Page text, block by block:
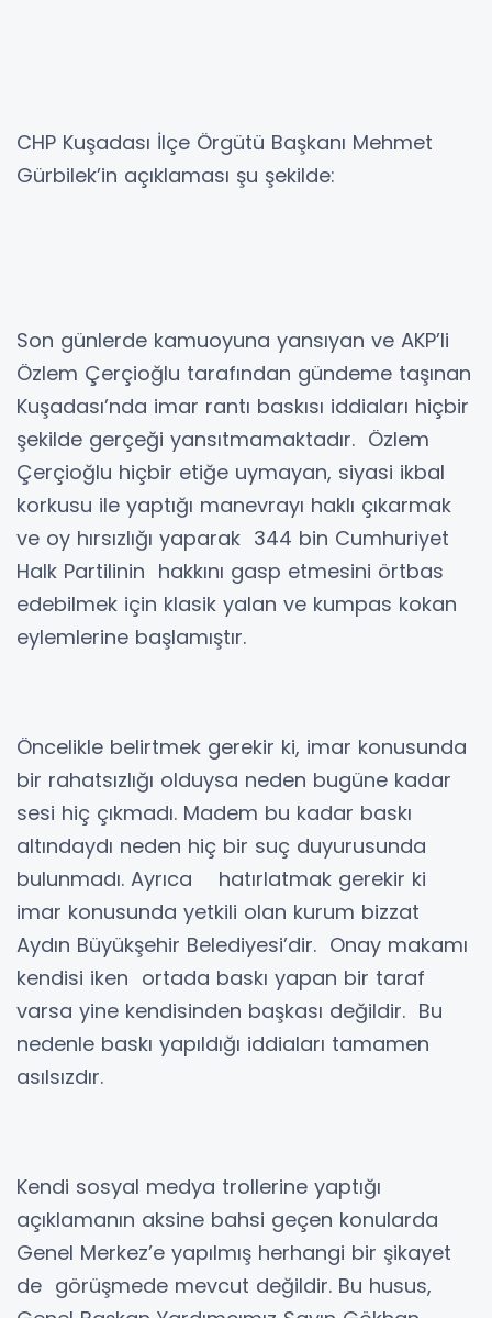
CHP Kuşadası İlçe Örgütü Başkanı Mehmet
Gürbilek’in açıklaması şu şekilde:
Son günlerde kamuoyuna yansıyan ve AKP’li
Özlem Çerçioğlu tarafından gündeme taşınan
Kuşadası’nda imar rantı baskısı iddiaları hiçbir
şekilde gerçeği yansıtmamaktadır. Özlem
Çerçioğlu hiçbir etiğe uymayan, siyasi ikbal
korkusu ile yaptığı manevrayı haklı çıkarmak
ve oy hırsızlığı yaparak 344 bin Cumhuriyet
Halk Partilinin hakkını gasp etmesini örtbas
edebilmek için klasik yalan ve kumpas kokan
eylemlerine başlamıştır.
Öncelikle belirtmek gerekir ki, imar konusunda
bir rahatsızlığı olduysa neden bugüne kadar
sesi hiç çıkmadı. Madem bu kadar baskı
altındaydı neden hiç bir suç duyurusunda
bulunmadı. Ayrıca hatırlatmak gerekir ki
imar konusunda yetkili olan kurum bizzat
Aydın Büyükşehir Belediyesi’dir. Onay makamı
kendisi iken ortada baskı yapan bir taraf
varsa yine kendisinden başkası değildir. Bu
nedenle baskı yapıldığı iddiaları tamamen
asılsızdır.
Kendi sosyal medya trollerine yaptığı
açıklamanın aksine bahsi geçen konularda
Genel Merkez’e yapılmış herhangi bir şikayet
de görüşmede mevcut değildir. Bu husus,